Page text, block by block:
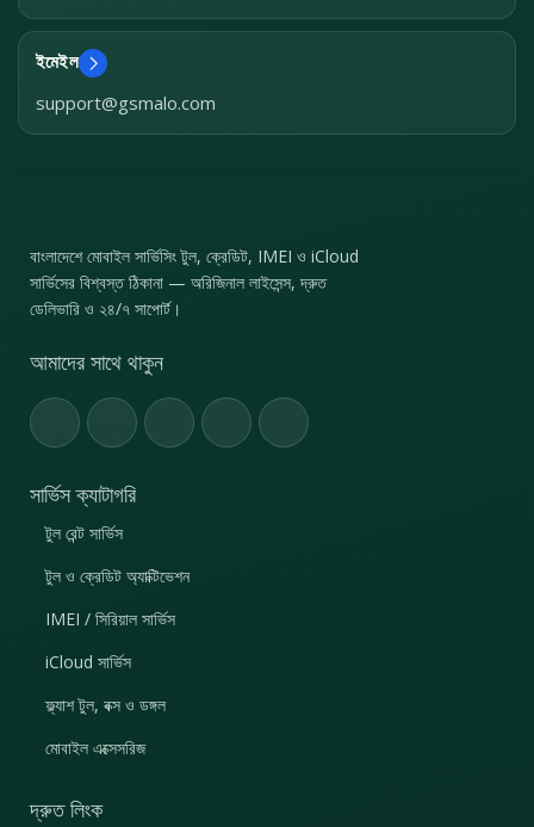
ইমেইল
support@gsmalo.com
বাংলাদেশে মোবাইল সার্ভিসিং টুল, ক্রেডিট, IMEI ও iCloud
সার্ভিসের বিশ্বস্ত ঠিকানা — অরিজিনাল লাইসেন্স, দ্রুত
ডেলিভারি ও ২৪/৭ সাপোর্ট।
আমাদের সাথে থাকুন
সার্ভিস ক্যাটাগরি
টুল রেন্ট সার্ভিস
টুল ও ক্রেডিট অ্যাক্টিভেশন
IMEI / সিরিয়াল সার্ভিস
iCloud সার্ভিস
ফ্ল্যাশ টুল, বক্স ও ডঙ্গল
মোবাইল এক্সেসরিজ
দ্রুত লিংক